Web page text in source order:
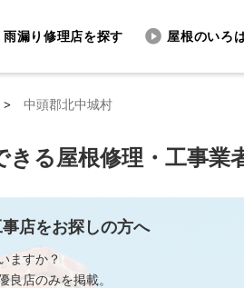
雨漏り修理店を探す 屋根のいろ
> 中頭郡北中城村
きる屋根修理・工事業
店をお探しの方へ
ますか？
良店のみを掲載。